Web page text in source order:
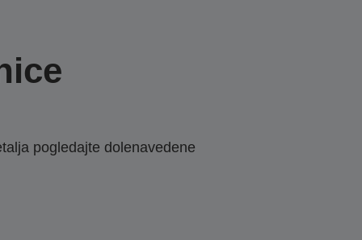
pogledajte dolenavedene